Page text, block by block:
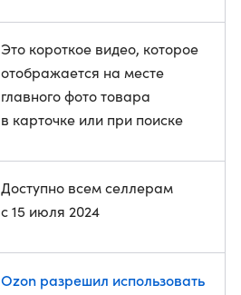
Это короткое видео, которое
отображается на месте
главного фото товара
в карточке или при поиске
Доступно всем селлерам
с 15 июля 2024
Ozon разрешил использовать